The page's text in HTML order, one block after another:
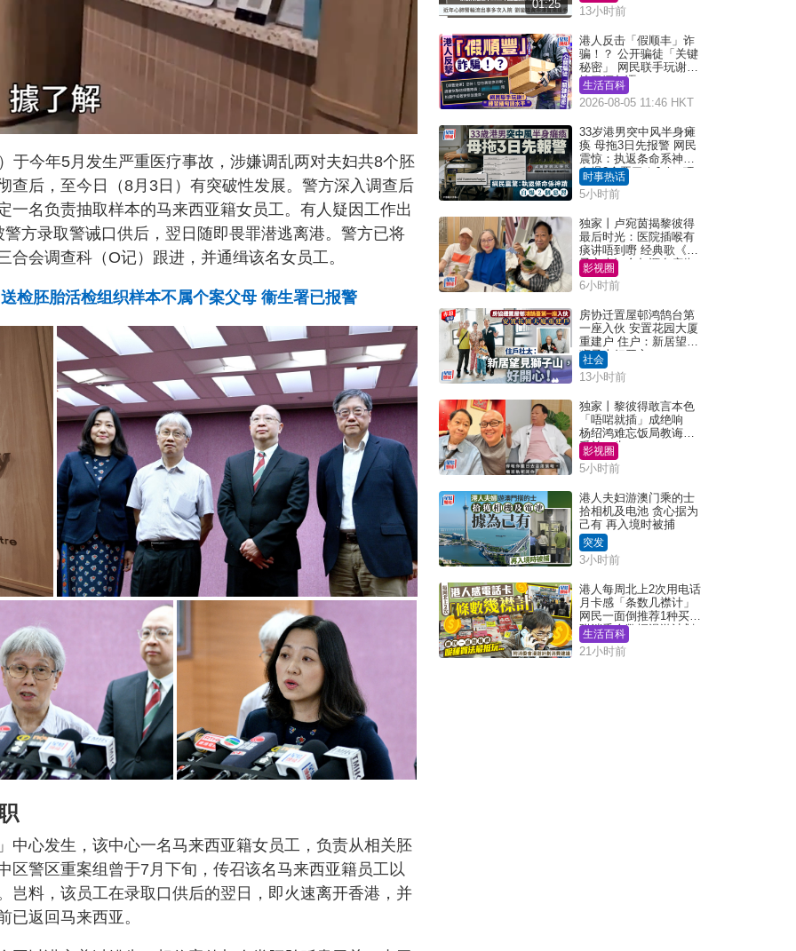
于今年5月发生严重医疗事故，涉嫌调乱两对夫妇共8个胚
查后，至今日（8月3日）有突破性发展。警方深入调查后
一名负责抽取样本的马来西亚籍女员工。有人疑因工作出
方录取警诫口供后，翌日随即畏罪潜逃离港。警方已将
会调查科（O记）跟进，并通缉该名女员工。
检胚胎活检组织样本不属个案父母 衞生署已报警
中心发生，该中心一名马来西亚籍女员工，负责从相关胚
区警区重案组曾于7月下旬，传召该名马来西亚籍员工以
岂料，该员工在录取口供后的翌日，即火速离开香港，并
已返回马来西亚。
01:25
13小时前
港人反击「假顺丰」诈
骗！？ 公开骗徒「关键
秘密」 网民联手玩谢：
练习缅甸语
生活百科
2026-08-05 11:46 HKT
33岁港男突中风半身瘫
痪 母拖3日先报警 网民
震惊：执返条命系神迹
自爆2个恶习｜Juicy叮
时事热话
5小时前
独家丨卢宛茵揭黎彼得
最后时光：医院插喉有
痰讲唔到嘢 经典歌《浪
子心声》金句源自庙街
睇相佬
影视圈
6小时前
房协迁置屋邨鸿鹄台第
一座入伙 安置花园大厦
重建户 住户：新居望见
狮子山好开心！
社会
13小时前
独家丨黎彼得敢言本色
「唔啱就插」成绝响
杨绍鸿难忘饭局教诲：
受益一生
影视圈
5小时前
港人夫妇游澳门乘的士
拾相机及电池 贪心据为
己有 再入境时被捕
突发
3小时前
港人每周北上2次用电话
月卡感「条数几襟计」
网民一面倒推荐1种买法
附消委会数据漫游计划
消费提示
生活百科
21小时前